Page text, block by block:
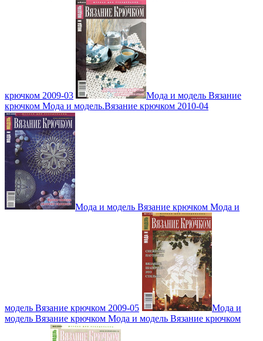
крючком 2009-03
Мода и модель Вязание
крючком Мода и модель.Вязание крючком 2010-04
Мода и модель Вязание крючком Мода и
модель Вязание крючком 2009-05
Мода и
модель Вязание крючком Мода и модель Вязание крючком